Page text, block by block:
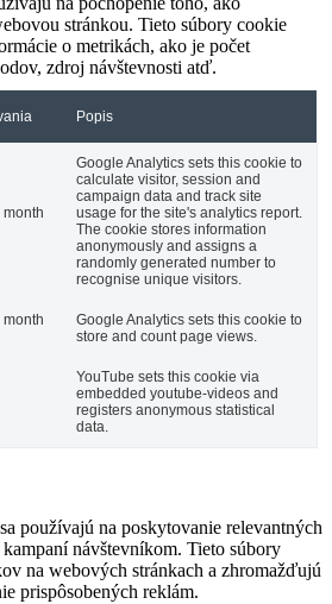
stránkou. Tieto súbory cookie
o metrikách, ako je počet
zdroj návštevnosti atď.
Popis
month
Google Analytics sets this cookie to
calculate visitor, session and
campaign data and track site
usage for the site's analytics report.
The cookie stores information
anonymously and assigns a
randomly generated number to
recognise unique visitors.
month
Google Analytics sets this cookie to
store and count page views.
YouTube sets this cookie via
embedded youtube-videos and
registers anonymous statistical
data.
používajú na poskytovanie relevantných
návštevníkom. Tieto súbory
na webových stránkach a zhromažďujú
prispôsobených reklám.